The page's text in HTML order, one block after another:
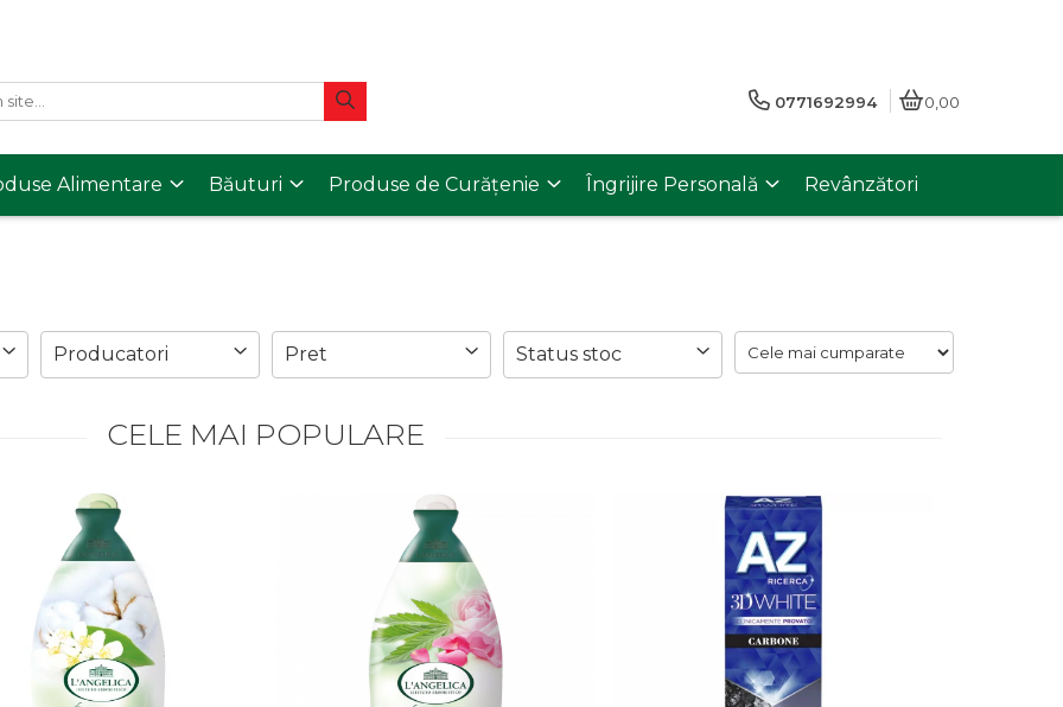
0771692994 0,00
Alimentare Băuturi Produse de Curățenie Îngrijire Personală Revânzători
Producatori Pret Status stoc
CELE MAI POPULARE